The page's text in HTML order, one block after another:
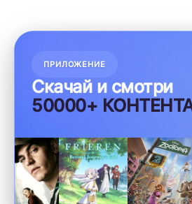
ПРИЛОЖЕНИЕ
Скачай и смотри
50000+